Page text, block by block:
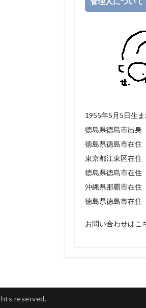
1955年5月5日生ま
徳島県徳島市出身
徳島県徳島市在住
東京都江東区在住
徳島県徳島市在住
沖縄県那覇市在住
徳島県徳島市在住
お問い合わせはこ
reserved.